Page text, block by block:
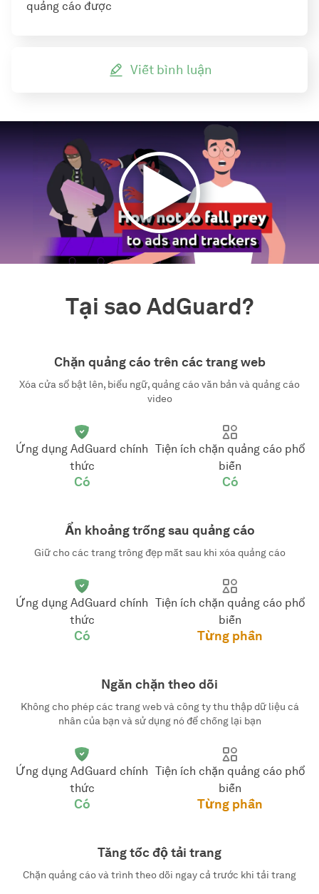
quảng cáo được
Viết bình luận
Tại sao AdGuard?
Chặn quảng cáo trên các trang web
Xóa cửa sổ bật lên, biểu ngữ, quảng cáo văn bản và quảng cáo
video
Ứng dụng AdGuard chính
thức
Có
Tiện ích chặn quảng cáo phổ
biến
Có
Ẩn khoảng trống sau quảng cáo
Giữ cho các trang trông đẹp mắt sau khi xóa quảng cáo
Ứng dụng AdGuard chính
thức
Có
Tiện ích chặn quảng cáo phổ
biến
Từng phần
Ngăn chặn theo dõi
Không cho phép các trang web và công ty thu thập dữ liệu cá
nhân của bạn và sử dụng nó để chống lại bạn
Ứng dụng AdGuard chính
thức
Có
Tiện ích chặn quảng cáo phổ
biến
Từng phần
Tăng tốc độ tải trang
Chặn quảng cáo và trình theo dõi ngay cả trước khi tải trang